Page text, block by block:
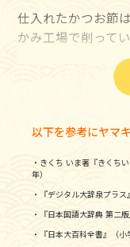
カツオの尾や頭部
取り除きながら、
この後のカツオを
かごに素早く並べ
＜煮熟（しゃじゅ
上げて1時間〜1時
ころで風にさらし
仕入れたかつお節
かみ工場で削ってい
熟練の目利きによ
識別できない、か
出機で徹底チェッ
かつお節は、適度
めに必要に応じて
よる殺菌「蒸煮（
く、かつお節を削
以下を参考にヤマ
・きくち いま著『きくち
年）
・『デジタル大辞泉プラス
・『日本国語大辞典 第二
・『日本大百科全書』（小